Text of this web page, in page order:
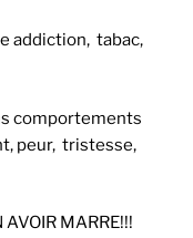
addiction, tabac,
comportements
peur, tristesse,
AVOIR MARRE!!!